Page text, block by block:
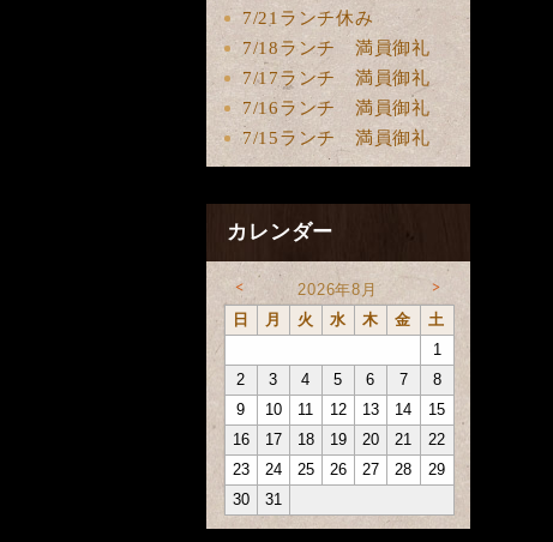
7/21ランチ休み
7/18ランチ 満員御礼
7/17ランチ 満員御礼
7/16ランチ 満員御礼
7/15ランチ 満員御礼
カレンダー
< 2026年8月 >
日 月 火 水 木 金
土
1
2
3 4 5 6 7
8
9
10 11 12 13 14
15
16
17 18 19 20 21
22
23
24 25 26 27 28
29
30
31